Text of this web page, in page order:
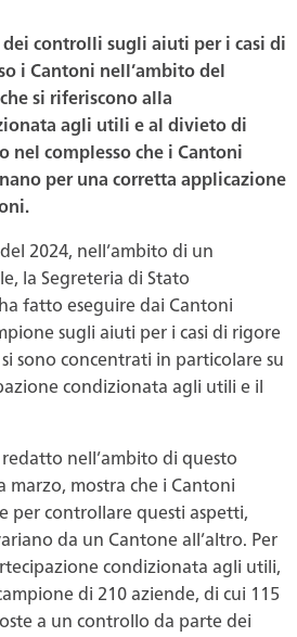
controlli sugli aiuti per i casi di
i Cantoni nell’ambito del
si riferiscono alla
agli utili e al divieto di
nel complesso che i Cantoni
per una corretta applicazione
2024, nell’ambito di un
la Segreteria di Stato
fatto eseguire dai Cantoni
sugli aiuti per i casi di rigore
sono concentrati in particolare su
condizionata agli utili e il
nell’ambito di questo
marzo, mostra che i Cantoni
per controllare questi aspetti,
da un Cantone all’altro. Per
condizionata agli utili,
di 210 aziende, di cui 115
a un controllo da parte dei